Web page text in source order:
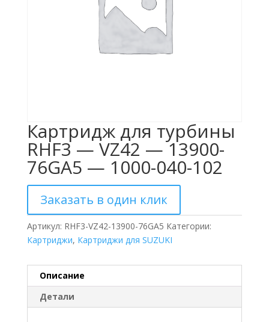
Картридж для турбины
RHF3 — VZ42 — 13900-
76GA5 — 1000-040-102
Заказать в один клик
Артикул: RHF3-VZ42-13900-76GA5 Категории:
Картриджи, Картриджи для SUZUKI
Описание
Детали